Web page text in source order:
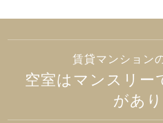
賃貸マンション
空室はマンスリー
があ